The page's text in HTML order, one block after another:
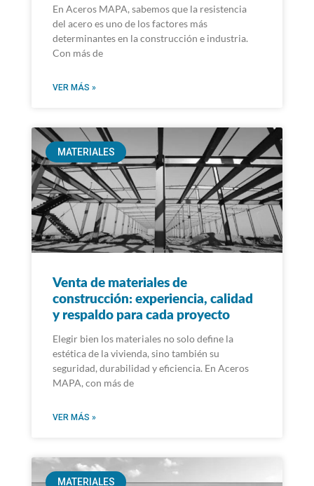
En Aceros MAPA, sabemos que la resistencia
del acero es uno de los factores más
determinantes en la construcción e industria.
Con más de
VER MÁS »
MATERIALES
Venta de materiales de
construcción: experiencia, calidad
y respaldo para cada proyecto
Elegir bien los materiales no solo define la
estética de la vivienda, sino también su
seguridad, durabilidad y eficiencia. En Aceros
MAPA, con más de
VER MÁS »
MATERIALES